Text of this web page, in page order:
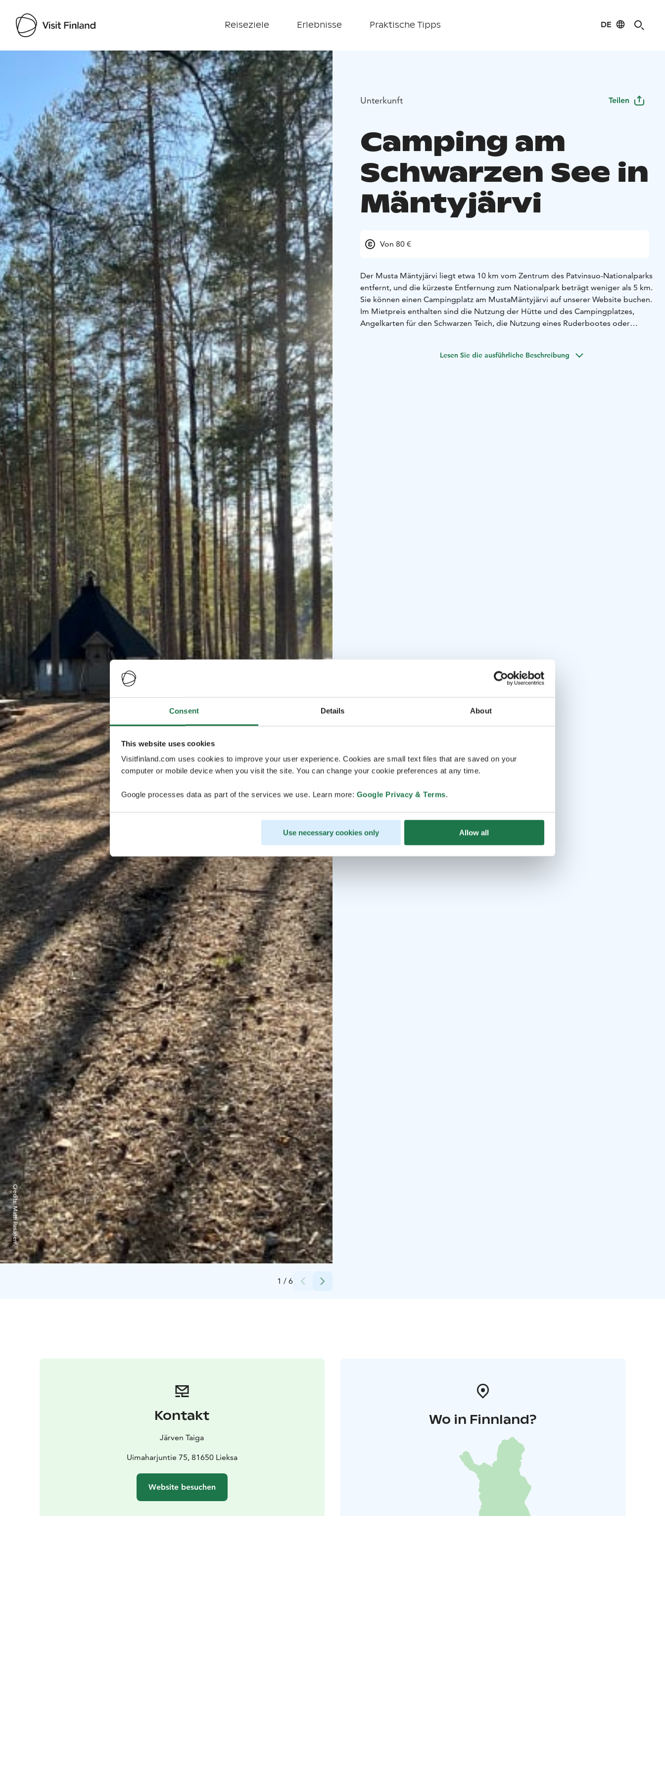
Consent Details About
This website uses cookies
Visitfinland.com uses cookies to improve your user experience. Cookies are small text files that are saved on your
computer or mobile device when you visit the site. You can change your cookie preferences at any time.
Google processes data as part of the services we use. Learn more: Google Privacy & Terms.
Use necessary cookies only Allow all
Reiseziele Erlebnisse Praktische Tipps DE
Visit Finland
1 / 6
Credits:
Matti Pasanen
Unterkunft Teilen
Camping am
Schwarzen See in
Mäntyjärvi
Von 80 €
Der Musta Mäntyjärvi liegt etwa 10 km vom Zentrum des Patvinsuo-Nationalparks
entfernt, und die kürzeste Entfernung zum Nationalpark beträgt weniger als 5 km.
Sie können einen Campingplatz am MustaMäntyjärvi auf unserer Website buchen.
Im Mietpreis enthalten sind die Nutzung der Hütte und des Campingplatzes,
Angelkarten für den Schwarzen Teich, die Nutzung eines Ruderbootes oder
mitbringen. Das Haus bietet Platz für bis zu 5 Personen. Bitte bringen Sie Ihre
Lesen Sie die ausführliche Beschreibung
Kontakt
Järven Taiga
Uimaharjuntie 75, 81650 Lieksa
Website besuchen
Wo in Finnland?